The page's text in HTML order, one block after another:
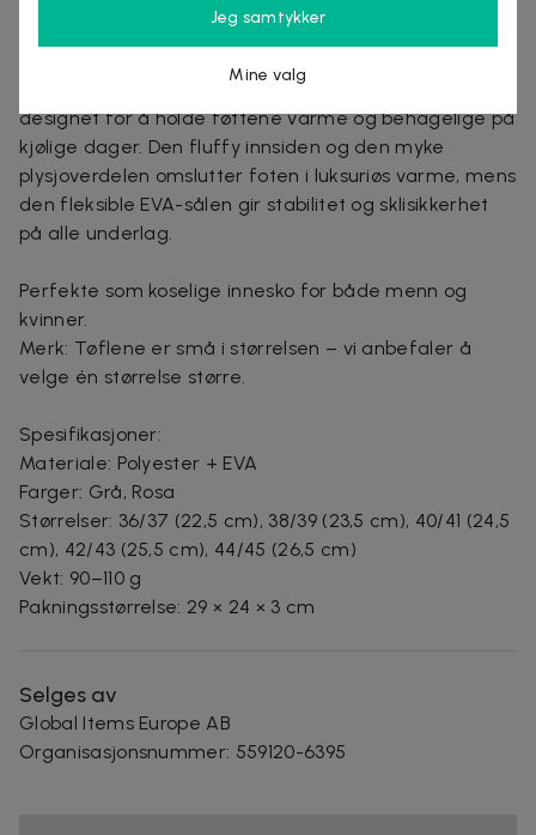
Varmfôrede, myke tøfler i plysj for både damer og
Gå inn i ren komfort med våre Myke Tøfler i Plysj,
designet for å holde føttene varme og behagelige på
kjølige dager. Den fluffy innsiden og den myke
plysjoverdelen omslutter foten i luksuriøs varme, mens
den fleksible EVA-sålen gir stabilitet og sklisikkerhet
på alle underlag.
Perfekte som koselige innesko for både menn og
kvinner.
Merk: Tøflene er små i størrelsen – vi anbefaler å
velge én størrelse større.
Spesifikasjoner:
Materiale: Polyester + EVA
Farger: Grå, Rosa
Størrelser: 36/37 (22,5 cm), 38/39 (23,5 cm), 40/41 (24,5
cm), 42/43 (25,5 cm), 44/45 (26,5 cm)
Vekt: 90–110 g
Pakningsstørrelse: 29 × 24 × 3 cm
Selges av
Global Items Europe AB
Organisasjonsnummer: 559120-6395
Jeg samtykker
Mine valg